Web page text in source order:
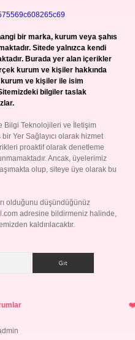
bir marka, kurum veya şahıs
Sitede yalnızca kendi
Burada yer alan içerikler
kurum ve kişiler hakkında
kurum ve kişiler ile isim
bilgiler taslak
Bilgi Teknolojileri ve İletişim
Yer Sağlayıcı olarak hizmet
proaktif olarak denetleme
Ancak, üyelerimiz
olup, siteye üye olarak bu
olduğunu düşündüğünüz
adresine bildirmeniz halinde,
kaldırılacaktır.